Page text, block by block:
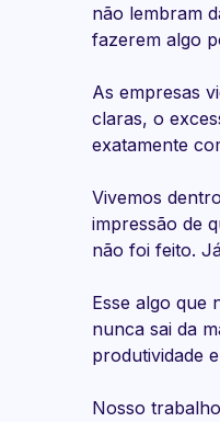
não lembram
fazerem algo
As empresas
claras, o
exatamente
Vivemos
impressão de
não foi feito.
Esse algo que
nunca sai da
produtividade
Nosso